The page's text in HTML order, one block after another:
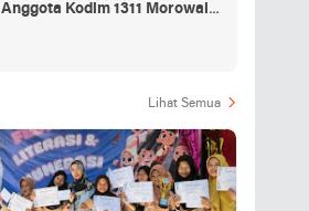
Anggota Kodim 1311 Morowali
Lihat Semua